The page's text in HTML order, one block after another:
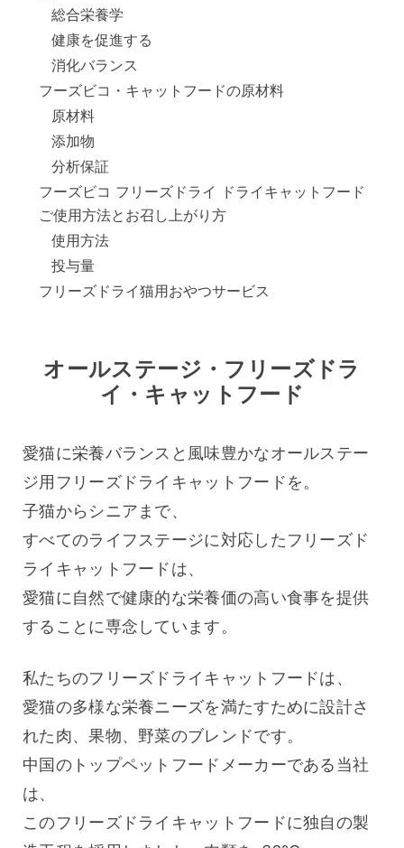
総合栄養学
健康を促進する
消化バランス
フーズビコ・キャットフードの原材料
原材料
添加物
分析保証
フーズビコ フリーズドライ ドライキャットフード
ご使用方法とお召し上がり方
使用方法
投与量
フリーズドライ猫用おやつサービス
オールステージ・フリーズドラ
イ・キャットフード
愛猫に栄養バランスと風味豊かなオールステー
ジ用フリーズドライキャットフードを。
子猫からシニアまで、
すべてのライフステージに対応したフリーズド
ライキャットフードは、
愛猫に自然で健康的な栄養価の高い食事を提供
することに専念しています。
私たちのフリーズドライキャットフードは、
愛猫の多様な栄養ニーズを満たすために設計さ
れた肉、果物、野菜のブレンドです。
中国のトップペットフードメーカーである当社
は、
このフリーズドライキャットフードに独自の製